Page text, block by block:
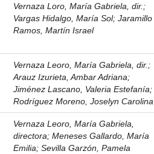
Vernaza Loro, María Gabriela, dir. ;
Vargas Hidalgo, María Sol;Jaramillo
Ramos, Martín Israel
Vernaza Leoro, María Gabriela, dir. ;
Arauz Izurieta, Ambar Adriana;
Jiménez Lascano, Valeria Estefanía;
Rodríguez Moreno, Joselyn Carolina
Vernaza Leoro, María Gabriela,
directora;Meneses Gallardo, María
Emilia;Sevilla Garzón, Pamela